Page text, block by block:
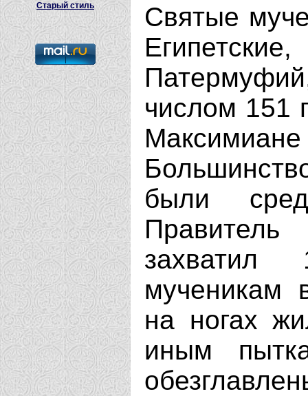
Старый стиль
Святые
числом 151
были
захватил
мученикам
на ногах
иным